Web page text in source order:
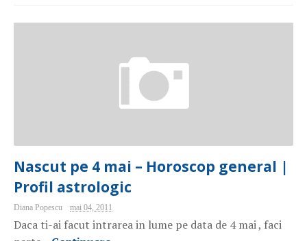
Nascut pe 4 mai – Horoscop general |
Profil astrologic
Diana Popescu mai 04, 2011
Daca ti-ai facut intrarea in lume pe data de 4 mai , faci